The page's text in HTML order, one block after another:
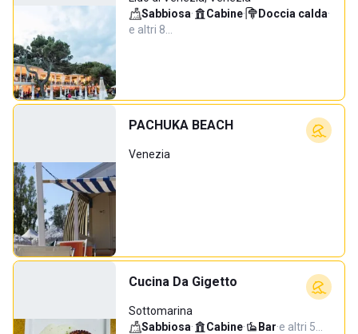
Sabbiosa· Cabine· Doccia calda·
e altri 8…
PACHUKA BEACH
Venezia
Cucina Da Gigetto
Sottomarina
Sabbiosa· Cabine· Bar·e altri 5…